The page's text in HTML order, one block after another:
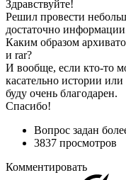
Здравствуйте!
Решил провести
достаточно
Каким образом
и rar?
И вообще, если кто-то
касательно истории
буду очень благодарен.
Спасибо!
Вопрос задан
3837 просмотров
Комментировать